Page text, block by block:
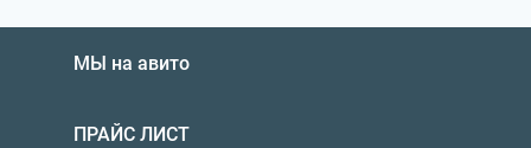
МЫ на авито
ПРАЙС ЛИСТ